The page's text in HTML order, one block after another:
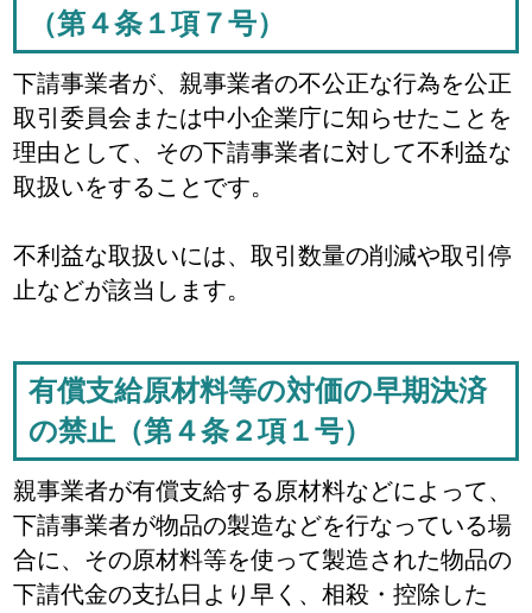
（第４条１項７号）
下請事業者が、親事業者の不公正な行為を公正
取引委員会または中小企業庁に知らせたことを
理由として、その下請事業者に対して不利益な
取扱いをすることです。
不利益な取扱いには、取引数量の削減や取引停
止などが該当します。
有償支給原材料等の対価の早期決済
の禁止（第４条２項１号）
親事業者が有償支給する原材料などによって、
下請事業者が物品の製造などを行なっている場
合に、その原材料等を使って製造された物品の
下請代金の支払日より早く、相殺・控除した